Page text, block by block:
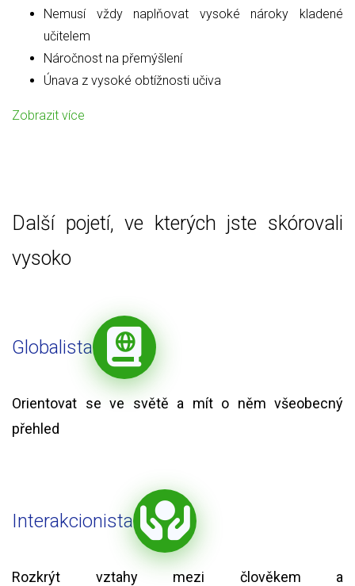
Nemusí vždy naplňovat vysoké nároky kladené
učitelem
Náročnost na přemýšlení
Únava z vysoké obtížnosti učiva
Zobrazit více
Další pojetí, ve kterých jste skórovali
vysoko
Globalista
Orientovat se ve světě a mít o něm všeobecný
přehled
Interakcionista
Rozkrýt vztahy mezi člověkem a